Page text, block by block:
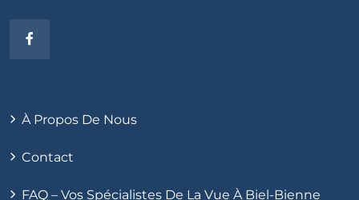
À Propos De Nous
Contact
FAQ – Vos Spécialistes De La Vue À Biel-Bienne